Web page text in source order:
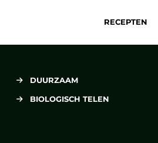
RECEPTEN
DUURZAAM
BIOLOGISCH TELEN